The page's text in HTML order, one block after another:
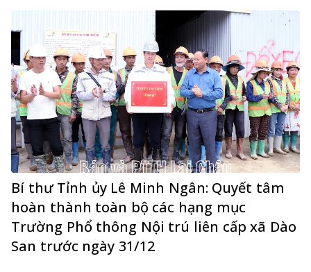
Bí thư Tỉnh ủy Lê Minh Ngân: Quyết tâm
hoàn thành toàn bộ các hạng mục
Trường Phổ thông Nội trú liên cấp xã Dào
San trước ngày 31/12